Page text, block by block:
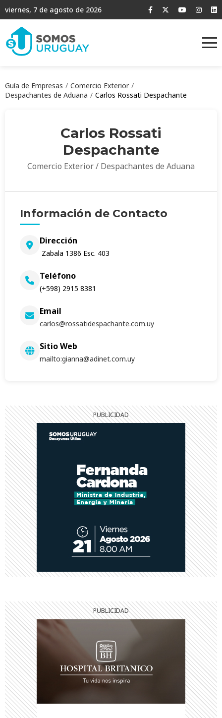
viernes, 7 de agosto de 2026
Guía de Empresas
Comercio Exterior
Despachantes de Aduana
Carlos Rossati Despachante
Carlos Rossati
Despachante
Comercio Exterior / Despachantes de Aduana
Información de Contacto
Dirección
Zabala 1386 Esc. 403
Teléfono
(+598) 2915 8381
Email
carlos@rossatidespachante.com.uy
Sitio Web
mailto:gianna@adinet.com.uy